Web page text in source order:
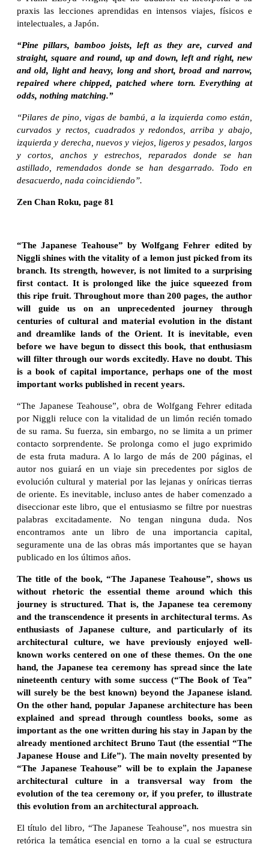
praxis las lecciones aprendidas en intensos viajes, físicos e
intelectuales, a Japón.
“Pine pillars, bamboo joists, left as they are, curved and
straight, square and round, up and down, left and right, new
and old, light and heavy, long and short, broad and narrow,
repaired where chipped, patched where torn. Everything at
odds, nothing matching.”
“Pilares de pino, vigas de bambú, a la izquierda como están,
curvados y rectos, cuadrados y redondos, arriba y abajo,
izquierda y derecha, nuevos y viejos, ligeros y pesados, largos
y cortos, anchos y estrechos, reparados donde se han
astillado, remendados donde se han desgarrado. Todo en
desacuerdo, nada coincidiendo”.
Zen Chan Roku, page 81
“The Japanese Teahouse” by Wolfgang Fehrer edited by
Niggli shines with the vitality of a lemon just picked from its
branch. Its strength, however, is not limited to a surprising
first contact. It is prolonged like the juice squeezed from
this ripe fruit. Throughout more than 200 pages, the author
will guide us on an unprecedented journey through
centuries of cultural and material evolution in the distant
and dreamlike lands of the Orient. It is inevitable, even
before we have begun to dissect this book, that enthusiasm
will filter through our words excitedly. Have no doubt. This
is a book of capital importance, perhaps one of the most
important works published in recent years.
“The Japanese Teahouse”, obra de Wolfgang Fehrer editada
por Niggli reluce con la vitalidad de un limón recién tomado
de su rama. Su fuerza, sin embargo, no se limita a un primer
contacto sorprendente. Se prolonga como el jugo exprimido
de esta fruta madura. A lo largo de más de 200 páginas, el
autor nos guiará en un viaje sin precedentes por siglos de
evolución cultural y material por las lejanas y oníricas tierras
de oriente. Es inevitable, incluso antes de haber comenzado a
diseccionar este libro, que el entusiasmo se filtre por nuestras
palabras excitadamente. No tengan ninguna duda. Nos
encontramos ante un libro de una importancia capital,
seguramente una de las obras más importantes que se hayan
publicado en los últimos años.
The title of the book, “The Japanese Teahouse”, shows us
without rhetoric the essential theme around which this
journey is structured. That is, the Japanese tea ceremony
and the transcendence it presents in architectural terms. As
enthusiasts of Japanese culture, and particularly of its
architectural culture, we have previously enjoyed well-
known works centered on one of these themes. On the one
hand, the Japanese tea ceremony has spread since the late
nineteenth century with some success (“The Book of Tea”
will surely be the best known) beyond the Japanese island.
On the other hand, popular Japanese architecture has been
explained and spread through countless books, some as
important as the one written during his stay in Japan by the
already mentioned architect Bruno Taut (the essential “The
Japanese House and Life”). The main novelty presented by
“The Japanese Teahouse” will be to explain the Japanese
architectural culture in a transversal way from the
evolution of the tea ceremony or, if you prefer, to illustrate
this evolution from an architectural approach.
El título del libro, “The Japanese Teahouse”, nos muestra sin
retórica la temática esencial en torno a la cual se estructura